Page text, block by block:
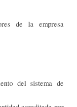
de la empresa
del sistema de